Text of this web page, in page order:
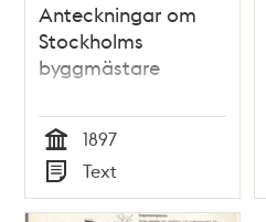
Anteckningar om
Stockholms
byggmästare
Tid
1897
Typ
Text